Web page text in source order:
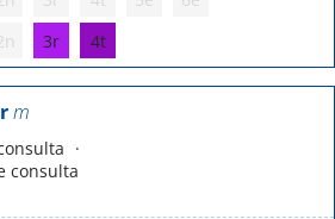
2n 3r 4t
m
consulta